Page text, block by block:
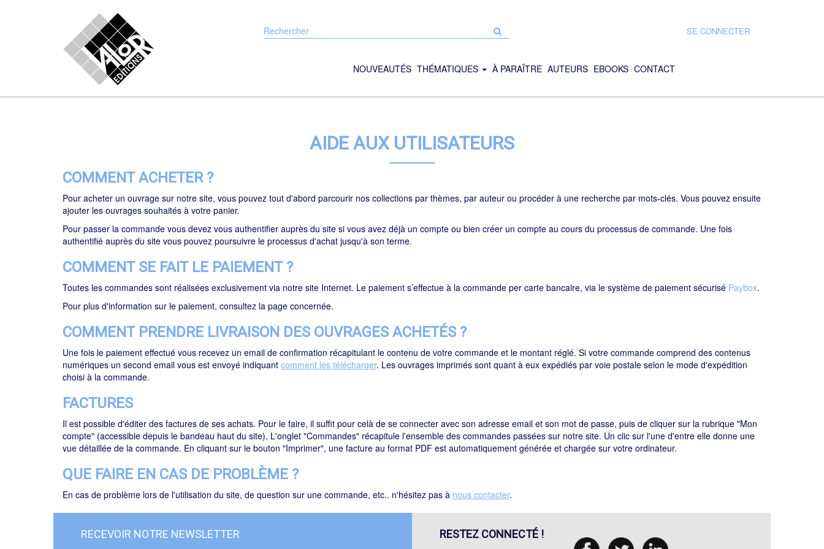
sur
SE CONNECTER
NOUVEAUTÉS THÉMATIQUES À PARAÎTRE AUTEURS EBOOKS CONTACT
AIDE AUX UTILISATEURS
COMMENT ACHETER ?
Pour acheter un ouvrage sur notre site, vous pouvez tout d'abord parcourir nos collections par thèmes, par auteur ou procéder à une recherche par mots-clés. Vous pouvez ensuite
ajouter les ouvrages souhaités à votre panier.
Pour passer la commande vous devez vous authentifier auprès du site si vous avez déjà un compte ou bien créer un compte au cours du processus de commande. Une fois
authentifié auprès du site vous pouvez poursuivre le processus d'achat jusqu'à son terme.
COMMENT SE FAIT LE PAIEMENT ?
Toutes les commandes sont réalisées exclusivement via notre site Internet. Le paiement s’effectue à la commande per carte bancaire, via le système de paiement sécurisé Paybox.
Pour plus d'information sur le paiement, consultez la page concernée.
COMMENT PRENDRE LIVRAISON DES OUVRAGES ACHETÉS ?
Une fois le paiement effectué vous recevez un email de confirmation récapitulant le contenu de votre commande et le montant réglé. Si votre commande comprend des contenus
numériques un second email vous est envoyé indiquant comment les télécharger. Les ouvrages imprimés sont quant à eux expédiés par voie postale selon le mode d'expédition
choisi à la commande.
FACTURES
Il est possible d'éditer des factures de ses achats. Pour le faire, il suffit pour celà de se connecter avec son adresse email et son mot de passe, puis de cliquer sur la rubrique "Mon
compte" (accessible depuis le bandeau haut du site). L'onglet "Commandes" récapitule l'ensemble des commandes passées sur notre site. Un clic sur l'une d'entre elle donne une
vue détaillée de la commande. En cliquant sur le bouton "Imprimer", une facture au format PDF est automatiquement générée et chargée sur votre ordinateur.
QUE FAIRE EN CAS DE PROBLÈME ?
En cas de problème lors de l'utilisation du site, de question sur une commande, etc.. n'hésitez pas à nous contacter.
RECEVOIR NOTRE NEWSLETTER RESTEZ CONNECTÉ !